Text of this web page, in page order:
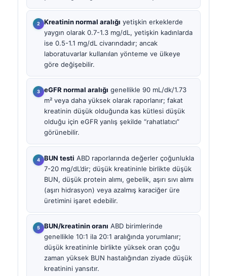
Kreatinin normal aralığı yetişkin erkeklerde
yaygın olarak 0.7-1.3 mg/dL, yetişkin kadınlarda
ise 0.5-1.1 mg/dL civarındadır; ancak
laboratuvarlar kullanılan yönteme ve ülkeye
göre değişebilir.
eGFR normal aralığı genellikle 90 mL/dk/1.73
m² veya daha yüksek olarak raporlanır; fakat
kreatinin düşük olduğunda kas kütlesi düşük
olduğu için eGFR yanlış şekilde “rahatlatıcı”
görünebilir.
BUN testi ABD raporlarında değerler çoğunlukla
7-20 mg/dL’dir; düşük kreatininle birlikte düşük
BUN, düşük protein alımı, gebelik, aşırı sıvı alımı
(aşırı hidrasyon) veya azalmış karaciğer üre
üretimini işaret edebilir.
BUN/kreatinin oranı ABD birimlerinde
genellikle 10:1 ila 20:1 aralığında yorumlanır;
düşük kreatininle birlikte yüksek oran çoğu
zaman yüksek BUN hastalığından ziyade düşük
kreatinini yansıtır.